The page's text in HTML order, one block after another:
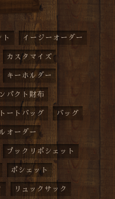
ト イージーオーダー
カスタマイズ
キーホルダー
パクト財布
トートバッグ バッグ
オーダー
プックリポシェット
ポシェット
リュックサック